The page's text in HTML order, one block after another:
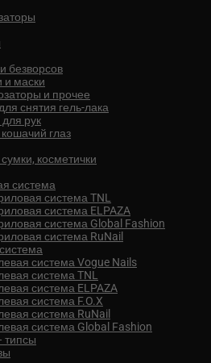
безворсов
и маски
и прочее
снятия гель-лака
рук
глаз
косметички
система
система TNL
система ELPAZA
система Global Fashion
система RuNail
система Vogue Nails
система TNL
система ELPAZA
система F.O.X
система RuNail
система Global Fashion